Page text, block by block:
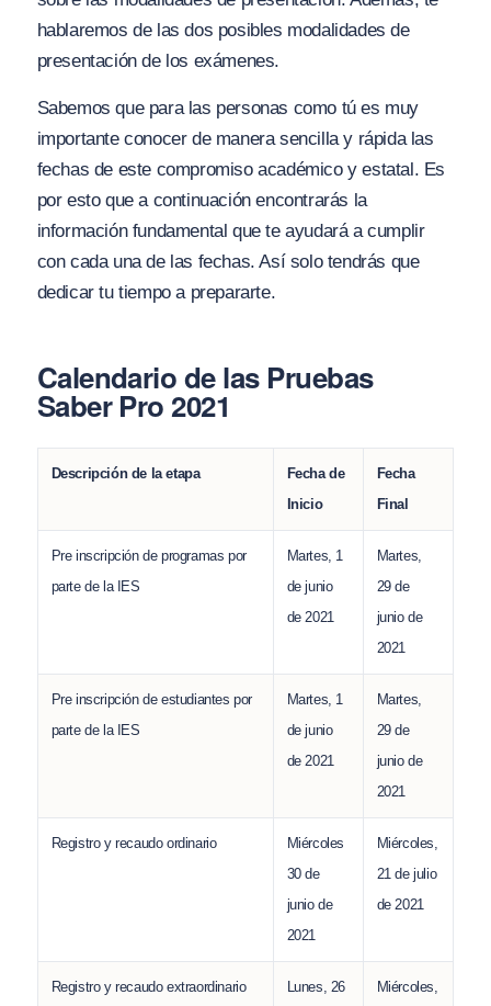
hablaremos de las dos posibles modalidades de
presentación de los exámenes.
Sabemos que para las personas como tú es muy
importante conocer de manera sencilla y rápida las
fechas de este compromiso académico y estatal. Es
por esto que a continuación encontrarás la
información fundamental que te ayudará a cumplir
con cada una de las fechas. Así solo tendrás que
dedicar tu tiempo a prepararte.
Calendario de las Pruebas
Saber Pro 2021
Descripción de la etapa
Fecha de
Inicio
Fecha
Final
Pre inscripción de programas por
parte de la IES
Martes, 1
de junio
de 2021
Martes,
29 de
junio de
2021
Pre inscripción de estudiantes por
parte de la IES
Martes, 1
de junio
de 2021
Martes,
29 de
junio de
2021
Registro y recaudo ordinario
Miércoles
30 de
junio de
2021
Miércoles,
21 de julio
de 2021
Registro y recaudo extraordinario
Lunes, 26
Miércoles,